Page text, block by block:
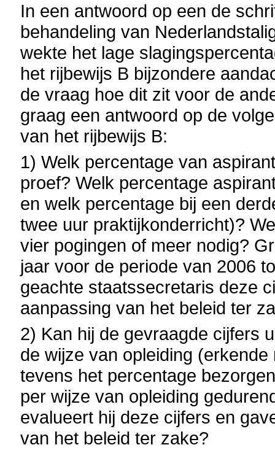
In een antwoord op een de
behandeling van
wekte het lage
het rijbewijs B bijzondere
de vraag hoe dit zit voor de
graag een antwoord op de
van het rijbewijs B:
1) Welk percentage van
proef? Welk percentage
en welk percentage bij een
twee uur praktijkonderricht)?
vier pogingen of meer nodig?
jaar voor de periode van 2006
geachte staatssecretaris deze
aanpassing van het beleid ter
2) Kan hij de gevraagde cijfers
de wijze van opleiding
tevens het percentage
per wijze van opleiding
evalueert hij deze cijfers en
van het beleid ter zake?